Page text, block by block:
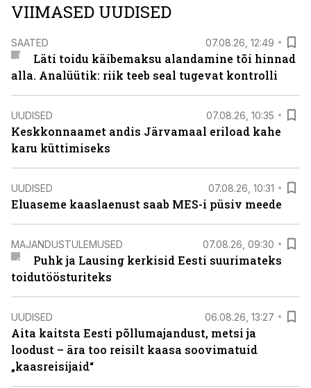
VIIMASED UUDISED
SAATED 07.08.26, 12:49
Läti toidu käibemaksu alandamine tõi hinnad
alla. Analüütik: riik teeb seal tugevat kontrolli
UUDISED 07.08.26, 10:35
Keskkonnaamet andis Järvamaal eriload kahe
karu küttimiseks
UUDISED 07.08.26, 10:31
Eluaseme kaaslaenust saab MES-i püsiv meede
MAJANDUSTULEMUSED 07.08.26, 09:30
Puhk ja Lausing kerkisid Eesti suurimateks
toidutöösturiteks
UUDISED 06.08.26, 13:27
Aita kaitsta Eesti põllumajandust, metsi ja
loodust – ära too reisilt kaasa soovimatuid
„kaasreisijaid“